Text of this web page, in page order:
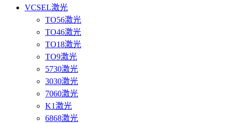
VCSEL激光
TO56激光
TO46激光
TO18激光
TO9激光
5730激光
3030激光
7060激光
K1激光
6868激光